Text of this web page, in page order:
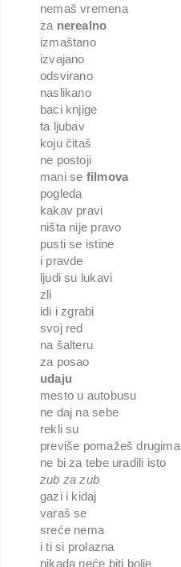
nemaš vremena
za nerealno
izmaštano
izvajano
odsvirano
naslikano
baci knjige
ta ljubav
koju čitaš
ne postoji
mani se filmova
pogleda
kakav pravi
ništa nije pravo
pusti se istine
i pravde
ljudi su lukavi
zli
idi i zgrabi
svoj red
na šalteru
za posao
udaju
mesto u autobusu
ne daj na sebe
rekli su
previše pomažeš drugima
ne bi za tebe uradili isto
zub za zub
gazi i kidaj
varaš se
sreće nema
i ti si prolazna
nikada neće biti bolje